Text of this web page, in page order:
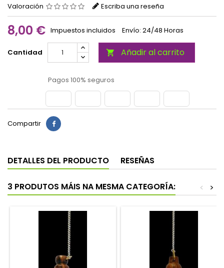
Valoración Escriba una reseña
8,00 € Impuestos incluidos Envío: 24/48 Horas
Cantidad  Añadir al carrito
Pagos 100% seguros
Compartir
DETALLES DEL PRODUCTO RESEÑAS
3 PRODUTOS MÁIS NA MESMA CATEGORÍA: >
<